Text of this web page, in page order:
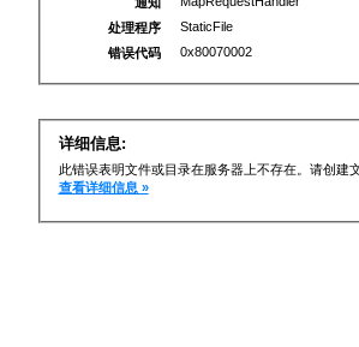
处理程序
StaticFile
错误代码
0x80070002
详细信息:
此错误表明文件或目录在服务器上不存在。请创建
查看详细信息 »